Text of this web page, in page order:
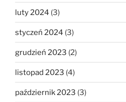
luty 2024 (3)
styczeń 2024 (3)
grudzień 2023 (2)
listopad 2023 (4)
październik 2023 (3)